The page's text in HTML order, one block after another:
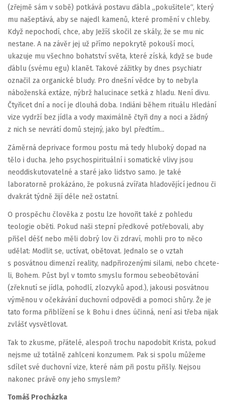
(zřejmě sám v sobě) potkává postavu ďábla „pokušitele“, který
mu našeptává, aby se najedl kamenů, které promění v chleby.
Když nepochodí, chce, aby Ježíš skočil ze skály, že se mu nic
nestane. A na závěr jej už přímo nepokrytě pokouší mocí,
ukazuje mu všechno bohatství světa, které získá, když se bude
ďáblu (svému egu) klanět. Takové zážitky by dnes psychiatr
označil za organické bludy. Pro dnešní vědce by to nebyla
náboženská extáze, nýbrž halucinace setká z hladu. Není divu.
Čtyřicet dní a nocí je dlouhá doba. Indiáni během rituálu Hledání
vize vydrží bez jídla a vody maximálně čtyři dny a noci a žádný
z nich se nevrátí domů stejný, jako byl předtím...
Záměrná deprivace formou postu má tedy hluboký dopad na
tělo i ducha. Jeho psychospirituální i somatické vlivy jsou
neoddiskutovatelné a staré jako lidstvo samo. Je také
laboratorně prokázáno, že pokusná zvířata hladovějící jednou či
dvakrát týdně žijí déle než ostatní.
O prospěchu člověka z postu lze hovořit také z pohledu
teologie oběti. Pokud naši stepní předkové potřebovali, aby
přišel déšť nebo měli dobrý lov či zdraví, mohli pro to něco
udělat: Modlit se, uctívat, obětovat. Jednalo se o vztah
s posvátnou dimenzí reality, nadpřirozenými silami, nebo chcete-
li, Bohem. Půst byl v tomto smyslu formou sebeobětování
(zřeknutí se jídla, pohodlí, zlozvyků apod.), jakousi posvátnou
výměnou v očekávání duchovní odpovědi a pomoci shůry. Že je
tato forma přiblížení se k Bohu i dnes účinná, není asi třeba nijak
zvlášť vysvětlovat.
Tak to zkusme, přátelé, alespoň trochu napodobit Krista, pokud
nejsme už totálně zahlceni konzumem. Pak si spolu můžeme
sdílet své duchovní vize, které nám při postu přišly. Nejsou
nakonec právě ony jeho smyslem?
Tomáš Procházka